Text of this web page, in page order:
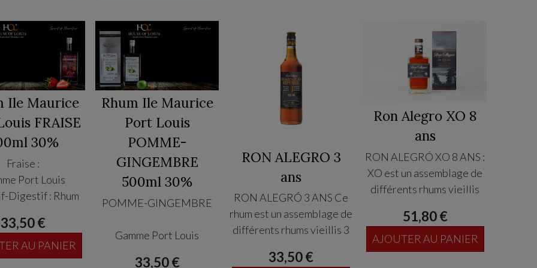
Ile Maurice
FRAISE
30%
Fraise :
Port Louis
Digestif : Rhum
avec fruits
Fraise de France,
d Afrique du Sud,
33,50 €
AU PANIER
Rhum Ile Maurice
Port Louis
POMME-
GINGEMBRE
500ml 30%
POMME-GINGEMBRE
Gamme Port Louis
33,50 €
RON ALEGRO 3
ans
RON ALEGRÓ 3 ANS Ce
rhum est un assemblage de
différents rhums vieillis 3
bouteille. Le résultat est
33,50 €
Ron Alegro XO 8
ans
RON ALEGRÓ XO 8 ANS :
XO est un assemblage de
différents rhums vieillis
en bouteille. Le résultat
est un rhum d’une douceur
et d’une saveur
51,80 €
AJOUTER AU PANIER